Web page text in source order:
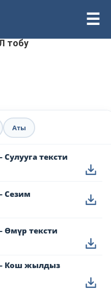
тобу
Аты
тексти
Сезим
тексти
Кош жылдыз